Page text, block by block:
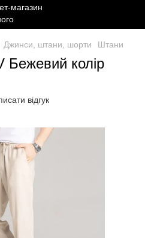
Джинси, штани, шорти Штани
Бежевий колір
відгук